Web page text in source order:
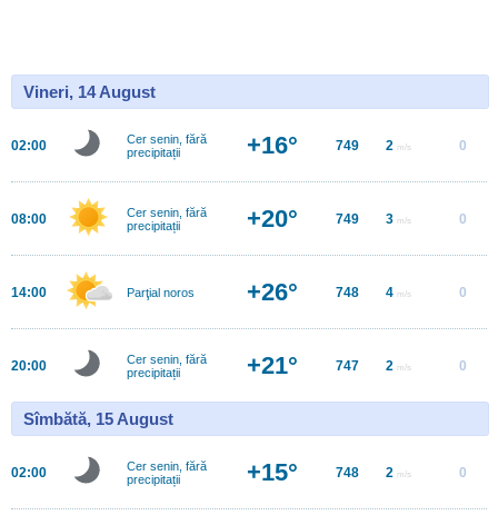
Vineri, 14 August
02:00
Cer senin, fără
precipitații
+16° 749 2 m/s 0
08:00
Cer senin, fără
precipitații
+20° 749 3 m/s 0
14:00 Parţial noros +26° 748 4 m/s 0
20:00
Cer senin, fără
precipitații
+21° 747 2 m/s 0
Sîmbătă, 15 August
02:00
Cer senin, fără
precipitații
+15° 748 2 m/s 0